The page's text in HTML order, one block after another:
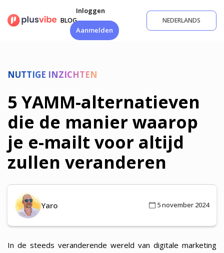
naar
BLOG
Inloggen
Aanmelden
NEDERLANDS
NUTTIGE INZICHTEN
5 YAMM-alternatieven
die de manier waarop
je e-mailt voor altijd
zullen veranderen
Yaro 5 november 2024
In de steeds veranderende wereld van digitale marketing